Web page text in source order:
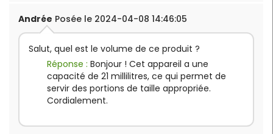
Andrée Posée le 2024-04-08 14:46:05
Salut, quel est le volume de ce produit ?
Réponse : Bonjour ! Cet appareil a une
capacité de 21 millilitres, ce qui permet de
servir des portions de taille appropriée.
Cordialement.